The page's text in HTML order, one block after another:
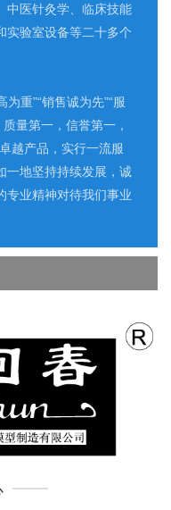
中医针灸学、临床技能
实验室设备等二十多个
重”“销售诚为先”“服
量第一，信誉第一，
越产品，实行一流服
一地坚持持续发展，诚
专业精神对待我们事业